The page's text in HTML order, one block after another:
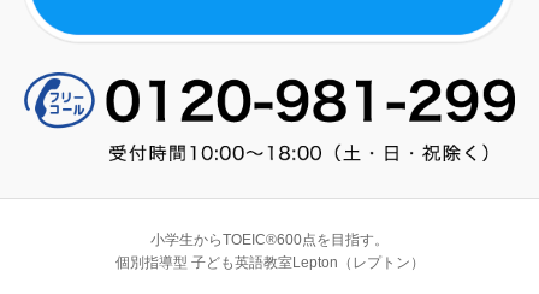
小学生からTOEIC®600点を目指す。
個別指導型 子ども英語教室Lepton（レプトン）